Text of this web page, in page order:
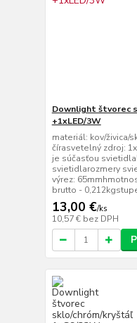
Downlight štvorec
+1xLED/3W
materiál: kov/živica/
čírasvetelný zdroj:
je súčasťou
svietidlarozmery
výrez:
brutto -
13,00 €/ks
10,57 € bez DPH